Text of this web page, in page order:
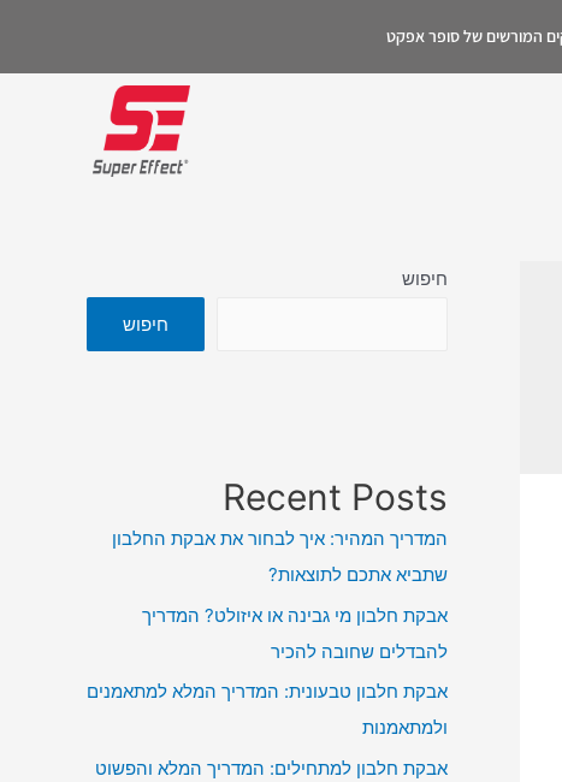
המורשים של סופר אפקט
חיפוש
חיפוש
Recent Posts
המדריך המהיר: איך לבחור את אבקת החלבון
שתביא אתכם לתוצאות?
אבקת חלבון מי גבינה או איזולט? המדריך
להבדלים שחובה להכיר
אבקת חלבון טבעונית: המדריך המלא למתאמנים
ולמתאמנות
אבקת חלבון למתחילים: המדריך המלא והפשוט